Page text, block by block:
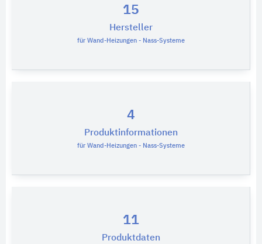
15
Hersteller
für Wand-Heizungen - Nass-Systeme
4
Produktinformationen
für Wand-Heizungen - Nass-Systeme
11
Produktdaten